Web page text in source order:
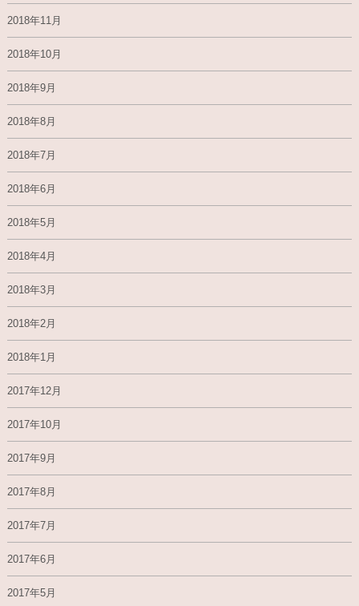
2018年11月
2018年10月
2018年9月
2018年8月
2018年7月
2018年6月
2018年5月
2018年4月
2018年3月
2018年2月
2018年1月
2017年12月
2017年10月
2017年9月
2017年8月
2017年7月
2017年6月
2017年5月